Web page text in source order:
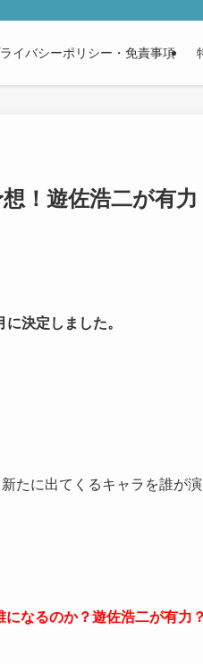
イバシーポリシー・免責事項
！遊佐浩二が有力
に決定しました。
たに出てくるキャラを誰が
なるのか？遊佐浩二が有力？